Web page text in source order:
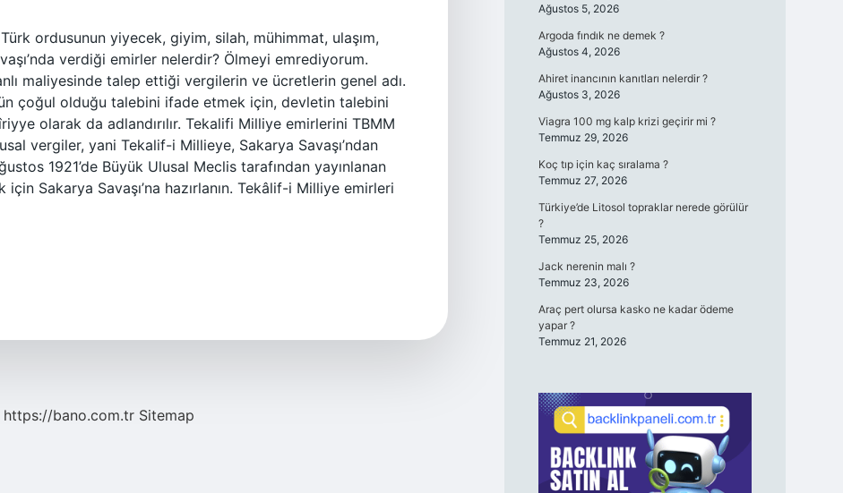
ordusunun yiyecek, giyim, silah, mühimmat, ulaşım,
verdiği emirler nelerdir? Ölmeyi emrediyorum.
maliyesinde talep ettiği vergilerin ve ücretlerin genel adı.
çoğul olduğu talebini ifade etmek için, devletin talebini
olarak da adlandırılır. Tekalifi Milliye emirlerini TBMM
vergiler, yani Tekalif-i Millieye, Sakarya Savaşı’ndan
1921’de Büyük Ulusal Meclis tarafından yayınlanan
için Sakarya Savaşı’na hazırlanın. Tekâlif-i Milliye emirleri
https://bano.com.tr Sitemap
Ağustos 5, 2026
Argoda fındık ne demek ?
Ağustos 4, 2026
Ahiret inancının kanıtları nelerdir ?
Ağustos 3, 2026
Viagra 100 mg kalp krizi geçirir mi ?
Temmuz 29, 2026
Koç tıp için kaç sıralama ?
Temmuz 27, 2026
Türkiye’de Litosol topraklar nerede görülür
?
Temmuz 25, 2026
Jack nerenin malı ?
Temmuz 23, 2026
Araç pert olursa kasko ne kadar ödeme
yapar ?
Temmuz 21, 2026